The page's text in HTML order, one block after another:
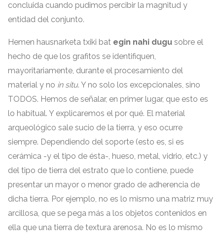
concluida cuando pudimos percibir la magnitud y
entidad del conjunto.
Hemen hausnarketa txiki bat egin nahi dugu sobre el
hecho de que los grafitos se identifiquen,
mayoritariamente, durante el procesamiento del
material y no in situ. Y no solo los excepcionales, sino
TODOS. Hemos de señalar, en primer lugar, que esto es
lo habitual. Y explicaremos el por qué. El material
arqueológico sale sucio de la tierra, y eso ocurre
siempre. Dependiendo del soporte(esto es, si es
cerámica -y el tipo de ésta-, hueso, metal, vidrio, etc.) y
del tipo de tierra del estrato que lo contiene, puede
presentar un mayor o menor grado de adherencia de
dicha tierra. Por ejemplo, no es lo mismo una matriz muy
arcillosa, que se pega más a los objetos contenidos en
ella que una tierra de textura arenosa. No es lo mismo